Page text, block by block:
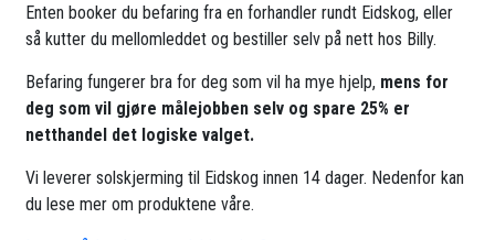
Enten booker du befaring fra en forhandler rundt Eidskog, eller
så kutter du mellomleddet og bestiller selv på nett hos Billy.
Befaring fungerer bra for deg som vil ha mye hjelp, mens for
deg som vil gjøre målejobben selv og spare 25% er
netthandel det logiske valget.
Vi leverer solskjerming til Eidskog innen 14 dager. Nedenfor kan
du lese mer om produktene våre.